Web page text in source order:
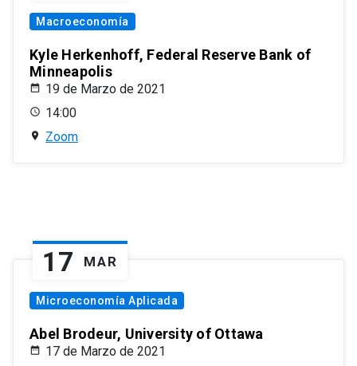
Macroeconomía
Kyle Herkenhoff, Federal Reserve Bank of
Minneapolis
19 de Marzo de 2021
14:00
Zoom
17 MAR
Microeconomía Aplicada
Abel Brodeur, University of Ottawa
17 de Marzo de 2021